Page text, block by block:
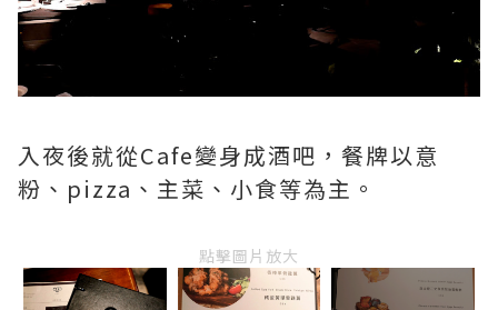
入夜後就從Cafe變身成酒吧，餐牌以意
粉、pizza、主菜、小食等為主。
點擊圖片放大